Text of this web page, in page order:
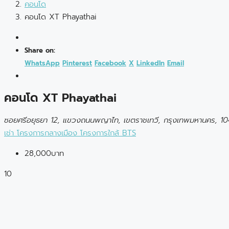
คอนโด
คอนโด XT Phayathai
Share on:
WhatsApp Pinterest Facebook X LinkedIn Email
คอนโด XT Phayathai
ซอยศรีอยุธยา 12, แขวงถนนพญาไท, เขตราชเทวี, กรุงเทพมหานคร,
เช่า โครงการกลางเมือง โครงการใกล้ BTS
28,000บาท
10